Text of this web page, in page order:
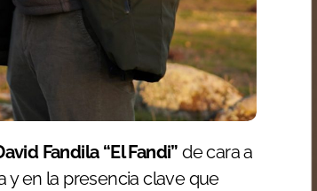
Fandila “El Fandi” de cara a
y en la presencia clave que